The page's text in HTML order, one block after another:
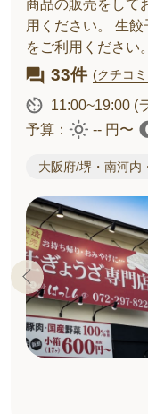
商品の販売をして
用ください。 生
をご利用ください。
33件 (クチコ
11:00~19:00 (
予算：
-- 円〜
大阪府/堺・南河内